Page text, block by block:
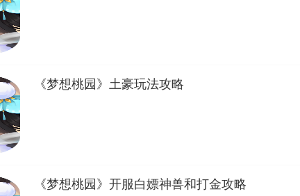
《梦想桃园》土豪玩法攻略
《梦想桃园》开服白嫖神兽和打金攻略